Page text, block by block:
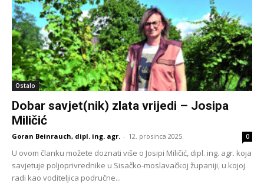
Ostalo
Dobar savjet(nik) zlata vrijedi – Josipa
Miličić
Goran Beinrauch, dipl. ing. agr. - 12. prosinca 2025. 0
U ovom članku možete doznati više o Josipi Miličić, dipl. ing. agr. koja
savjetuje poljoprivrednike u Sisačko-moslavačkoj županiji, u kojoj
radi kao voditeljica područne...